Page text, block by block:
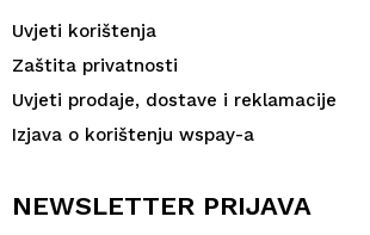
Uvjeti korištenja
Zaštita privatnosti
Uvjeti prodaje, dostave i reklamacije
Izjava o korištenju wspay-a
NEWSLETTER PRIJAVA